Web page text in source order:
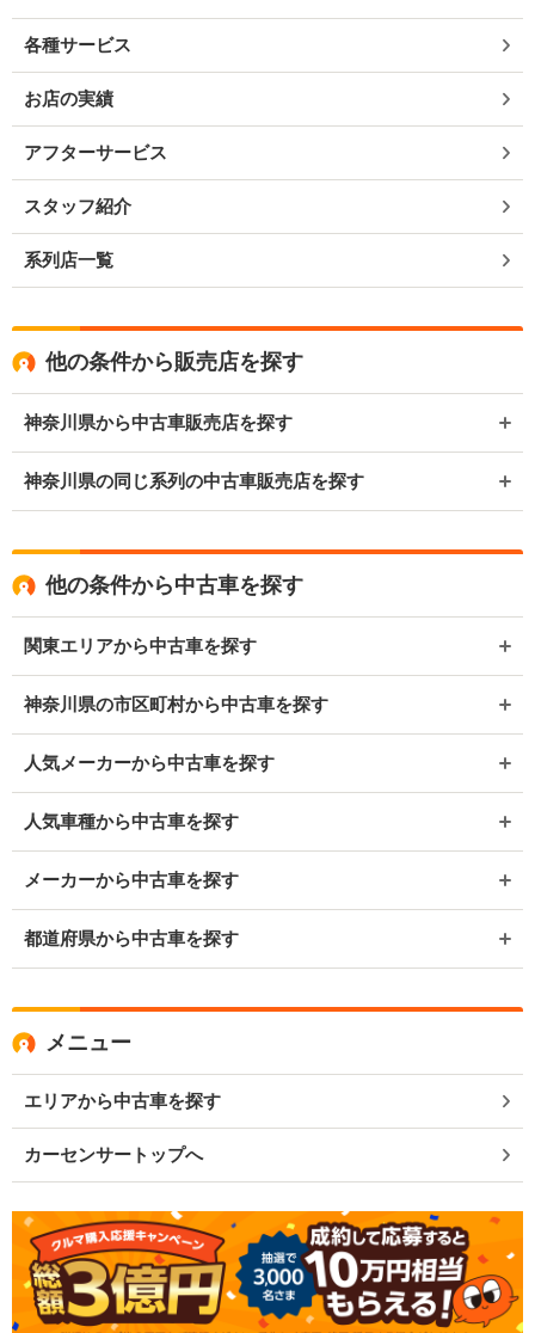
各種サービス
お店の実績
アフターサービス
スタッフ紹介
系列店一覧
他の条件から販売店を探す
神奈川県から中古車販売店を探す
神奈川県の同じ系列の中古車販売店を探す
他の条件から中古車を探す
関東エリアから中古車を探す
神奈川県の市区町村から中古車を探す
人気メーカーから中古車を探す
人気車種から中古車を探す
メーカーから中古車を探す
都道府県から中古車を探す
メニュー
エリアから中古車を探す
カーセンサートップへ